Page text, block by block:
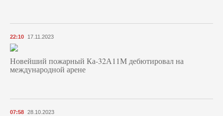
22:10 17.11.2023
Новейший пожарный Ка-32А11М дебютировал на
международной арене
07:58 28.10.2023